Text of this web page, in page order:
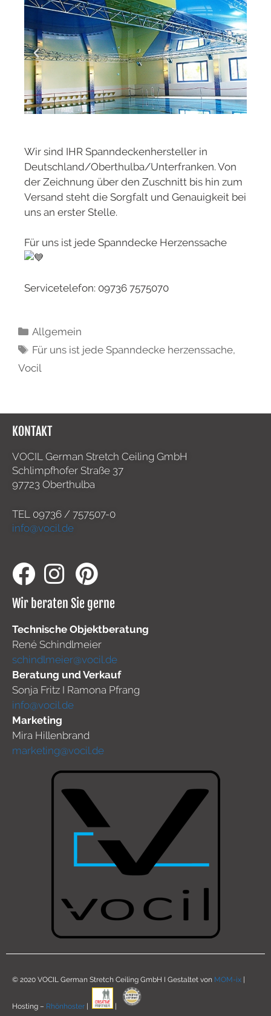
Wir sind IHR Spanndeckenhersteller in
Deutschland/Oberthulba/Unterfranken. Von
der Zeichnung über den Zuschnitt bis hin zum
Versand steht die Sorgfalt und Genauigkeit bei
uns an erster Stelle.
Für uns ist jede Spanndecke Herzenssache
Servicetelefon: 09736 7575070
Allgemein
Für uns ist jede Spanndecke herzenssache,
Vocil
KONTAKT
VOCIL German Stretch Ceiling GmbH
Schlimpfhofer Straße 37
97723 Oberthulba
TEL 09736 / 757507-0
info@vocil.de
Wir beraten Sie gerne
Technische Objektberatung
René Schindlmeier
schindlmeier@vocil.de
Beratung und Verkauf
Sonja Fritz I Ramona Pfrang
info@vocil.de
Marketing
Mira Hillenbrand
marketing@vocil.de
© 2020 VOCIL German Stretch Ceiling GmbH I Gestaltet von MOM-ix |
Hosting – Rhönhoster | |